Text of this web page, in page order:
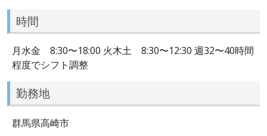
時間
月水金 8:30〜18:00 火木土 8:30〜12:30 週32〜40時間
程度でシフト調整
勤務地
群馬県高崎市